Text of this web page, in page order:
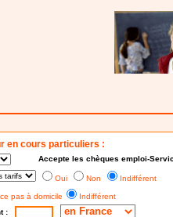
en cours particuliers :
Accepte les chèques emploi-
Oui Non Indifférent
pas à domicile
Indifférent
: